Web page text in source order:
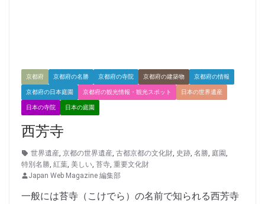
京都府 京都府の名勝 京都府の寺院 京都府の建築物 京都府の情報
京都府の日本庭園 京都府の観光情報・観光スポット 日本の世界遺産
日本の寺院 日本の庭園
西芳寺
世界遺産 京都の世界遺産 古都京都の文化財 史跡 名勝 庭園
特別名勝 紅葉 美しい 苔寺 重要文化財
Japan Web Magazine 編集部
一般には苔寺（こけでら）の名前で知られる西芳寺